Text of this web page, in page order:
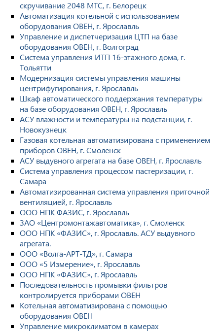
скручивание 2048 МТС, г. Белорецк
Автоматизация котельной с использованием
оборудования ОВЕН, г. Ярославль
Управление и диспетчеризация ЦТП на базе
оборудования ОВЕН, г. Волгоград
Система управления ИТП 16-этажного дома, г.
Тольятти
Модернизация системы управления машины
центрифугирования, г. Ярославль
Шкаф автоматического поддержания температуры
на базе оборудования ОВЕН, г. Ярославль
АСУ влажности и температуры на подстанции, г.
Новокузнецк
Газовая котельная автоматизирована с применением
приборов ОВЕН, г. Смоленск
АСУ выдувного агрегата на базе ОВЕН, г. Ярославль
Система управления процессом пастеризации, г.
Самара
Автоматизированная система управления приточной
вентиляцией, г. Ярославль
ООО НПК ФАЗИС, г. Ярославль
ЗАО «Центромонтажавтоматика», г. Смоленск
ООО НПК «ФАЗИС», г. Ярославль. АСУ выдувного
агрегата.
ООО «Волга-АРТ-ТД», г. Самара
ООО «5 Измерение», г. Ярославль
ООО НПК «ФАЗИС», г. Ярославль
Последовательность промывки фильтров
контролируется приборами ОВЕН
Котельная автоматизирована с помощью
оборудования ОВЕН
Управление микроклиматом в камерах